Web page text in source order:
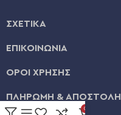
ΣΧΕΤΙΚΑ
ΕΠΙΚΟΙΝΩΝΙΑ
ΟΡΟΙ ΧΡΗΣΗΣ
ΠΛΗΡΩΜΗ & ΑΠΟΣΤΟΛΗ
0